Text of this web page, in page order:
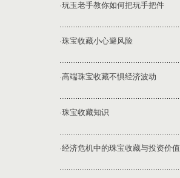
·玩玉老手教你如何把玩手把件
·珠宝收藏小心避风险
·高端珠宝收藏不惧经济波动
·珠宝收藏知识
·经济危机中的珠宝收藏与投资价值